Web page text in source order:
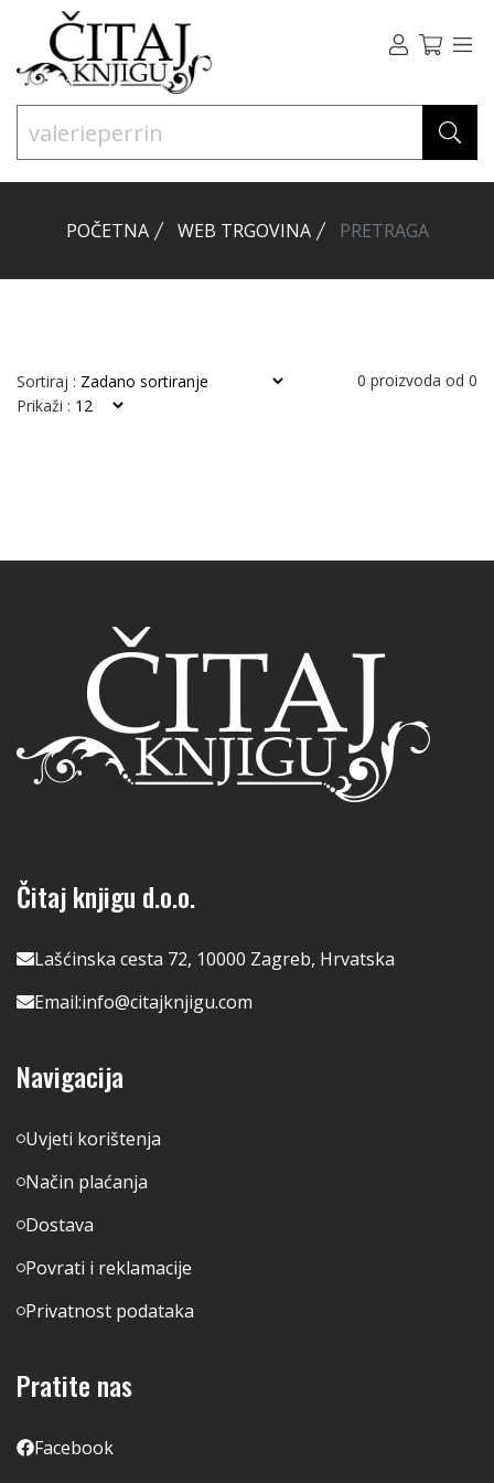
POČETNA WEB TRGOVINA PRETRAGA
Sortiraj : 0 proizvoda od 0
Prikaži :
Čitaj knjigu d.o.o.
Lašćinska cesta 72, 10000 Zagreb, Hrvatska
Email:info@citajknjigu.com
Navigacija
Uvjeti korištenja
Način plaćanja
Dostava
Povrati i reklamacije
Privatnost podataka
Pratite nas
Facebook